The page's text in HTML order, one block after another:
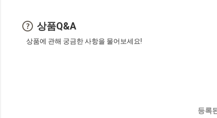
상품Q&A
상품에 관해 궁금한 사항을 물어보세요!
등록